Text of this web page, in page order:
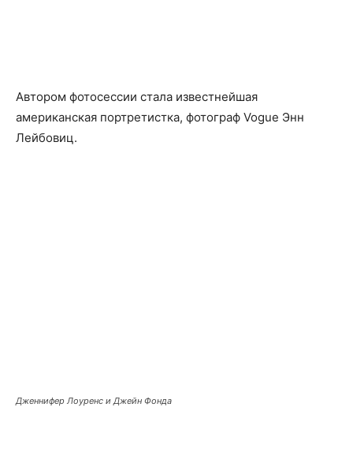
Автором фотосессии стала известнейшая
американская портретистка, фотограф Vogue Энн
Лейбовиц.
Дженнифер Лоуренс и Джейн Фонда